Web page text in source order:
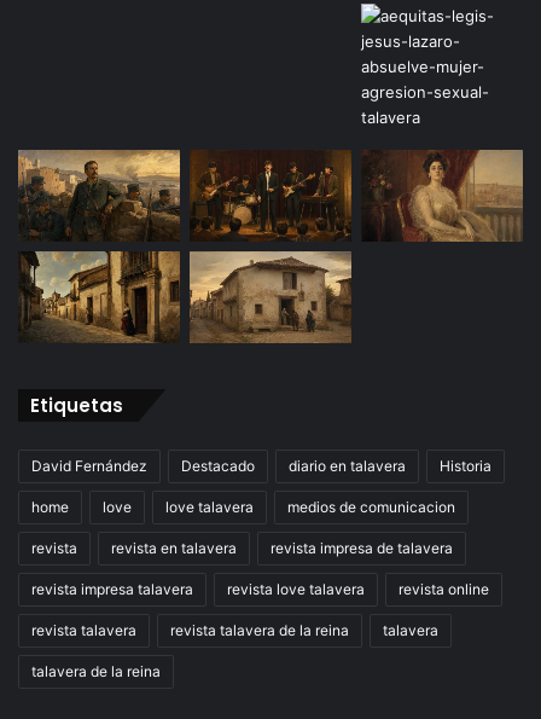
Etiquetas
David Fernández Destacado diario en talavera Historia
home love love talavera medios de comunicacion
revista revista en talavera revista impresa de talavera
revista impresa talavera revista love talavera revista online
revista talavera revista talavera de la reina talavera
talavera de la reina